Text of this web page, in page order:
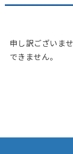
申し訳ございま
できません。